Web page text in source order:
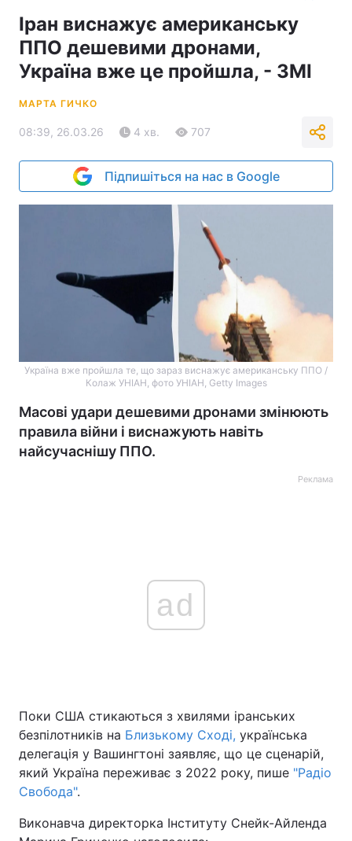
Іран виснажує американську
ППО дешевими дронами,
Україна вже це пройшла, - ЗМІ
МАРТА ГИЧКО
08:39, 26.03.26 4 хв. 707
Підпишіться на нас в Google
Україна вже пройшла те, що зараз виснажує американську ППО /
Колаж УНІАН, фото УНІАН, Getty Images
Масові удари дешевими дронами змінюють
правила війни і виснажують навіть
найсучаснішу ППО.
Реклама
ad
Поки США стикаються з хвилями іранських
безпілотників на Близькому Сході, українська
делегація у Вашингтоні заявляє, що це сценарій,
який Україна переживає з 2022 року, пише "Радіо
Свобода".
Виконавча директорка Інституту Снейк-Айленда